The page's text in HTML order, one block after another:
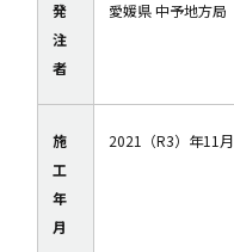
発
注
者
愛媛県 中予地方局
施
工
年
月
2021（R3）年11月